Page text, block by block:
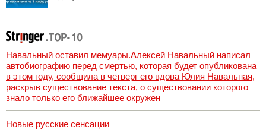
Орбакайте домов
и квартир
насчитали на 3
млрд рублей
Навальный оставил мемуары.Алексей Навальный написал
автобиографию перед смертью, которая будет опубликована
в этом году, сообщила в четверг его вдова Юлия Навальная,
раскрыв существование текста, о существовании которого
знало только его ближайшее окружен
Новые русские сенсации